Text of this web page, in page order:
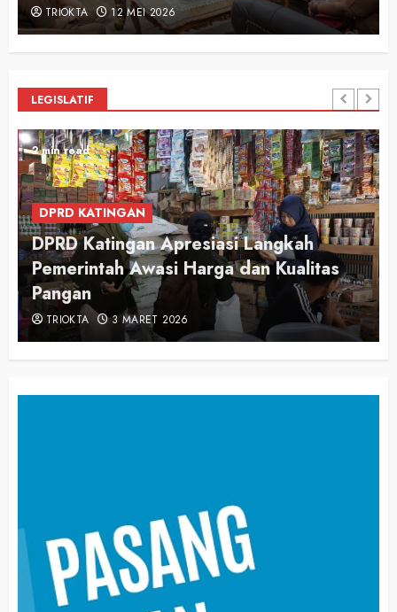
TRIOKTA 12 MEI 2026
LEGISLATIF
2 min read
DPRD KATINGAN
DPRD Katingan Apresiasi Langkah
Pemerintah Awasi Harga dan Kualitas
Pangan
TRIOKTA 3 MARET 2026